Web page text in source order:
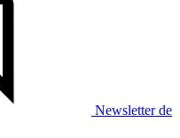
Newsletter de